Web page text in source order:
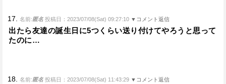
17. 名前:匿名 投稿日：2023/07/08(Sat) 09:27:10 ▼コメント返信
出たら友達の誕生日に5つくらい送り付けてやろうと思って
たのに…
18. 名前:匿名 投稿日：2023/07/08(Sat) 11:43:29 ▼コメント返信